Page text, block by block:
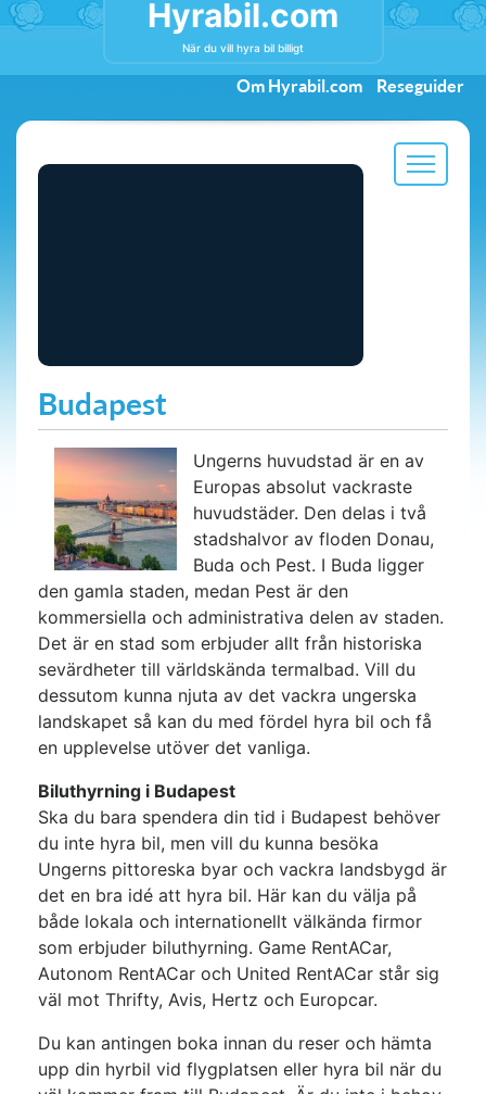
Hyrabil.com
När du vill hyra bil billigt
Om Hyrabil.com Reseguider
Budapest
Ungerns huvudstad är en av
Europas absolut vackraste
huvudstäder. Den delas i två
stadshalvor av floden Donau,
Buda och Pest. I Buda ligger
den gamla staden, medan Pest är den
kommersiella och administrativa delen av staden.
Det är en stad som erbjuder allt från historiska
sevärdheter till världskända termalbad. Vill du
dessutom kunna njuta av det vackra ungerska
landskapet så kan du med fördel hyra bil och få
en upplevelse utöver det vanliga.
Biluthyrning i Budapest
Ska du bara spendera din tid i Budapest behöver
du inte hyra bil, men vill du kunna besöka
Ungerns pittoreska byar och vackra landsbygd är
det en bra idé att hyra bil. Här kan du välja på
både lokala och internationellt välkända firmor
som erbjuder biluthyrning. Game RentACar,
Autonom RentACar och United RentACar står sig
väl mot Thrifty, Avis, Hertz och Europcar.
Du kan antingen boka innan du reser och hämta
upp din hyrbil vid flygplatsen eller hyra bil när du